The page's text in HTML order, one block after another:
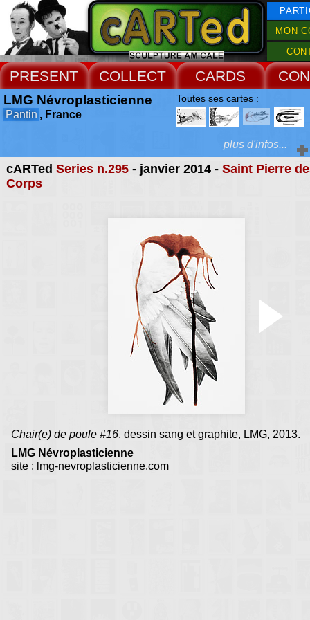
MON
PRESENT COLLECT CARDS
cARTed Series n.295- janvier 2014 - Saint Pierre
Corps
Chair(e) de poule #16, dessin sang et graphite, LMG, 2013.
LMG Névroplasticienne
site : lmg-nevroplasticienne.com
LMG Névroplasticienne
Pantin , France
Toutes ses cartes :
Extras :
des névroses, de la
plus d'infos...